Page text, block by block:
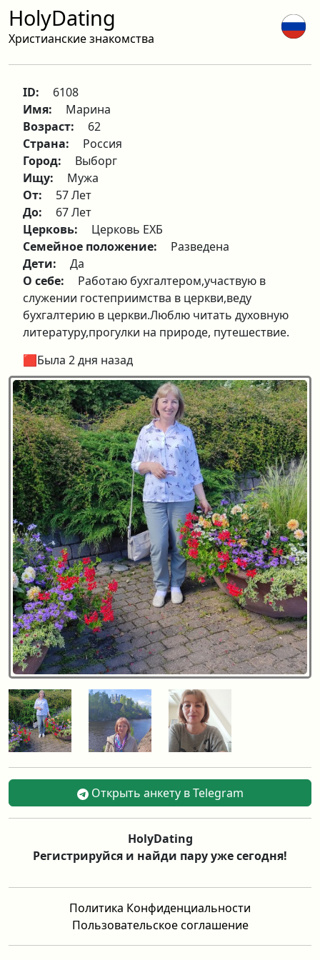
HolyDating
Христианские знакомства
ID:
6108
Имя:
Марина
Возраст:
62
Страна:
Россия
Город:
Выборг
Ищу:
Мужа
От:
57 Лет
До:
67 Лет
Церковь:
Церковь ЕХБ
Семейное положение:
Разведена
Дети:
Да
О себе:
Работаю бухгалтером,участвую в
служении гостеприимства в церкви,веду
бухгалтерию в церкви.Люблю читать духовную
литературу,прогулки на природе, путешествие.
🟥Была 2 дня назад
Открыть анкету в Telegram
Политика Конфиденциальности
Пользовательское соглашение
HolyDating
Регистрируйся и найди пару уже сегодня!